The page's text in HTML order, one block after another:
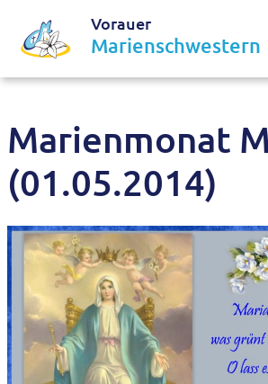
Vorauer
Marienschwestern
Marienmonat
(01.05.2014)